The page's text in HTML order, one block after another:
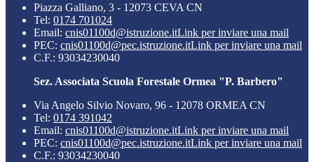
Piazza Galliano, 3 - 12073 CEVA CN
Tel: 0174 701024
Email: cnis01100d@istruzione.itLink per inviare una mail
PEC: cnis01100d@pec.istruzione.itLink per inviare una mail
C.F.: 93034230040
Sez. Associata Scuola Forestale Ormea "P. Barbero"
Via Angelo Silvio Novaro, 96 - 12078 ORMEA CN
Tel: 0174 391042
Email: cnis01100d@istruzione.itLink per inviare una mail
PEC: cnis01100d@pec.istruzione.itLink per inviare una mail
C.F.: 93034230040